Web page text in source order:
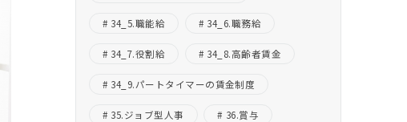
34_5.職能給 34_6.職務給
34_7.役割給 34_8.高齢者賃金
34_9.パートタイマーの賃金制度
35.ジョブ型人事 36.賞与